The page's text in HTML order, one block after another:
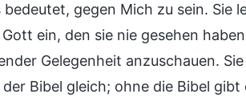
gegen Mich zu sein. Sie
ein, den sie nie gesehen
Gelegenheit anzuschauen.
Bibel gleich; ohne die Bibel